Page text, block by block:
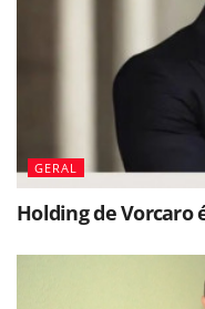
GERAL
Holding de Vorcaro